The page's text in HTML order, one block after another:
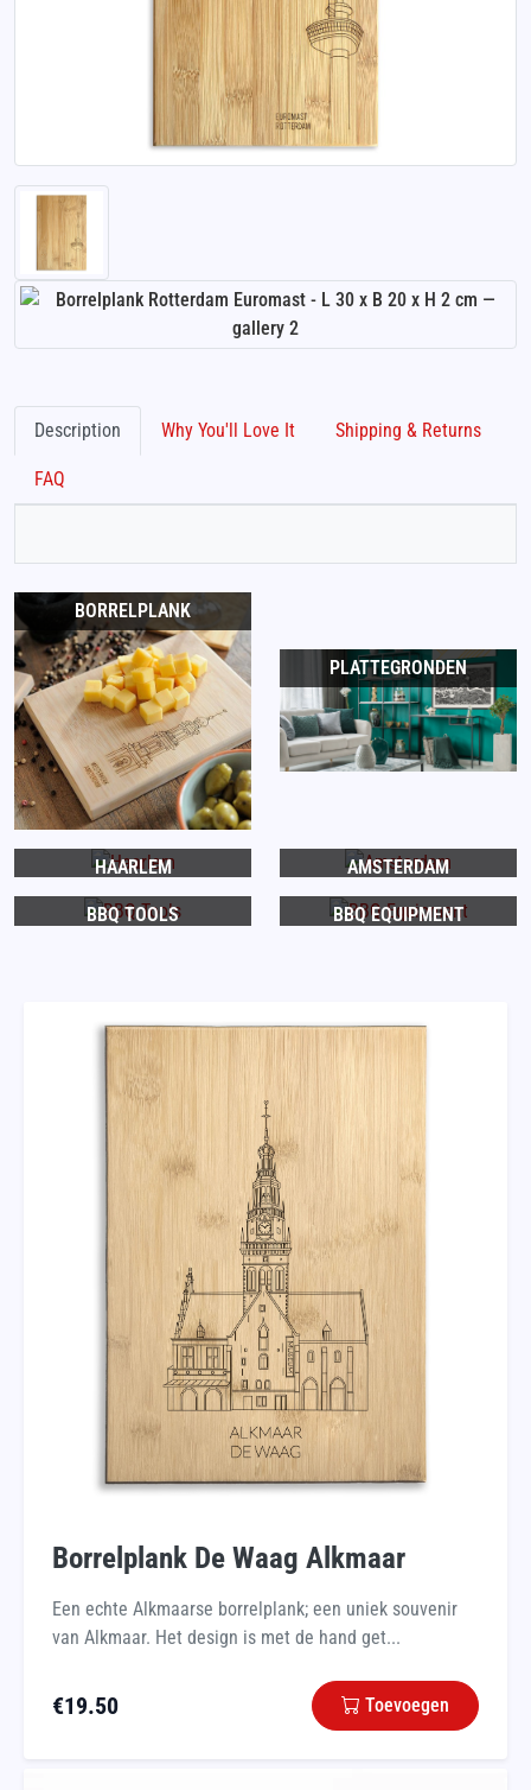
Description Why You'll Love It Shipping & Returns
FAQ
BORRELPLANK
PLATTEGRONDEN
HAARLEM AMSTERDAM
BBQ TOOLS BBQ EQUIPMENT
Borrelplank De Waag Alkmaar
Een echte Alkmaarse borrelplank; een uniek souvenir
van Alkmaar. Het design is met de hand get...
€19.50 Toevoegen